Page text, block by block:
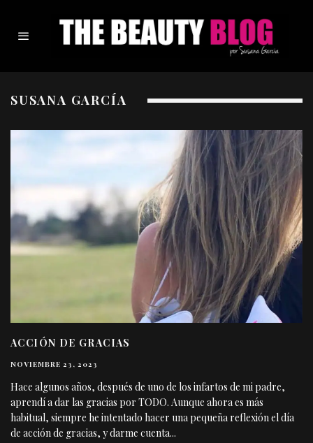
SUSANA GARCÍA
ACCIÓN DE GRACIAS
NOVIEMBRE 23, 2023
Hace algunos años, después de uno de los infartos de mi padre,
aprendí a dar las gracias por TODO. Aunque ahora es más
habitual, siempre he intentado hacer una pequeña reflexión el día
de acción de gracias, y darme cuenta...